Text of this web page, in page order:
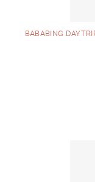
BABABING